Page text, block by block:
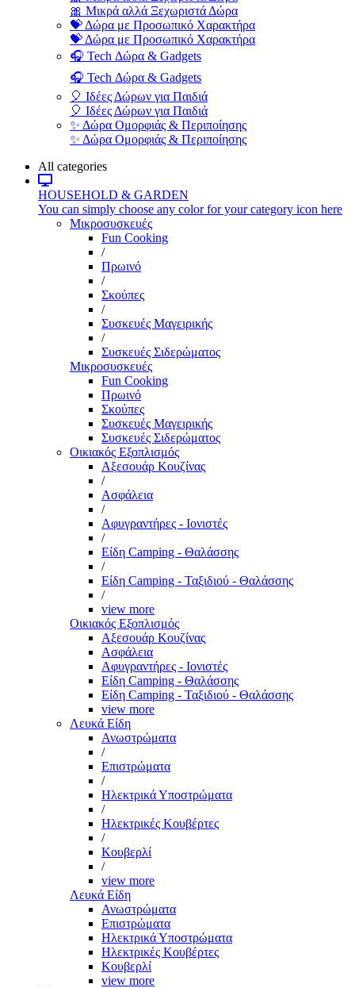
🎀 Μικρά αλλά Ξεχωριστά Δώρα
💝 Δώρα με Προσωπικό Χαρακτήρα
💝 Δώρα με Προσωπικό Χαρακτήρα
🎧 Tech Δώρα & Gadgets
🎧 Tech Δώρα & Gadgets
🎈 Ιδέες Δώρων για Παιδιά
🎈 Ιδέες Δώρων για Παιδιά
✨ Δώρα Ομορφιάς & Περιποίησης
✨ Δώρα Ομορφιάς & Περιποίησης
All categories
HOUSEHOLD & GARDEN
You can simply choose any color for your category icon here
Μικροσυσκευές
Fun Cooking
/
Πρωινό
/
Σκούπες
/
Συσκευές Μαγειρικής
/
Συσκευές Σιδερώματος
Μικροσυσκευές
Fun Cooking
Πρωινό
Σκούπες
Συσκευές Μαγειρικής
Συσκευές Σιδερώματος
Οικιακός Εξοπλισμός
Αξεσουάρ Κουζίνας
/
Ασφάλεια
/
Αφυγραντήρες - Ιονιστές
/
Είδη Camping - Θαλάσσης
/
Είδη Camping - Ταξιδιού - Θαλάσσης
/
view more
Οικιακός Εξοπλισμός
Αξεσουάρ Κουζίνας
Ασφάλεια
Αφυγραντήρες - Ιονιστές
Είδη Camping - Θαλάσσης
Είδη Camping - Ταξιδιού - Θαλάσσης
view more
Λευκά Είδη
Ανωστρώματα
/
Επιστρώματα
/
Ηλεκτρικά Υποστρώματα
/
Ηλεκτρικές Κουβέρτες
/
Κουβερλί
/
view more
Λευκά Είδη
Ανωστρώματα
Επιστρώματα
Ηλεκτρικά Υποστρώματα
Ηλεκτρικές Κουβέρτες
Κουβερλί
view more